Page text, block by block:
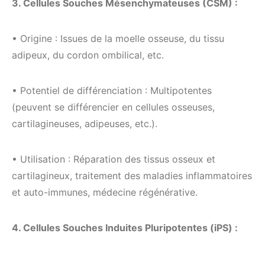
3. Cellules Souches Mésenchymateuses (CSM) :
• Origine : Issues de la moelle osseuse, du tissu
adipeux, du cordon ombilical, etc.
• Potentiel de différenciation : Multipotentes
(peuvent se différencier en cellules osseuses,
cartilagineuses, adipeuses, etc.).
• Utilisation : Réparation des tissus osseux et
cartilagineux, traitement des maladies inflammatoires
et auto-immunes, médecine régénérative.
4. Cellules Souches Induites Pluripotentes (iPS) :